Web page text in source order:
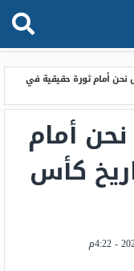
2026.. هل نحن أمام ثورة حقيقية في
هل نحن أمام
كأس